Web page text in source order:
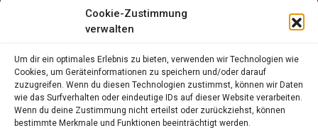
Cookie-Zustimmung
verwalten
Um dir ein optimales Erlebnis zu bieten, verwenden wir Technologien wie
Cookies, um Geräteinformationen zu speichern und/oder darauf
zuzugreifen. Wenn du diesen Technologien zustimmst, können wir Daten
wie das Surfverhalten oder eindeutige IDs auf dieser Website verarbeiten.
Wenn du deine Zustimmung nicht erteilst oder zurückziehst, können
bestimmte Merkmale und Funktionen beeinträchtigt werden.
Impressum